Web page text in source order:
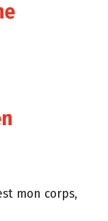
mon corps,